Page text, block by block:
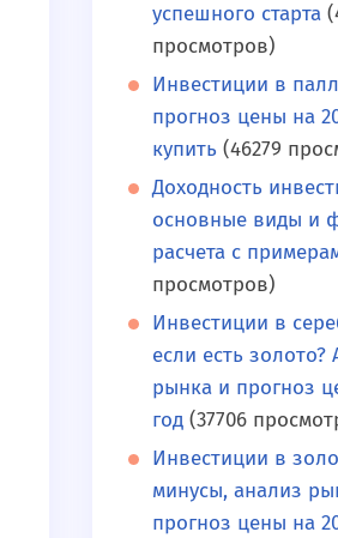
успешного старта
просмотров)
Инвестиции в
прогноз цены на
купить (46279
Доходность
основные виды и
расчета с
просмотров)
Инвестиции в
если есть золото?
рынка и прогноз
год (37706
Инвестиции в
минусы, анализ
прогноз цены на